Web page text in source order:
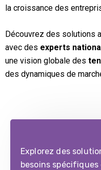
la croissance des
Découvrez des solutions
avec des experts
une vision globale des
des dynamiques de
Explorez des
besoins